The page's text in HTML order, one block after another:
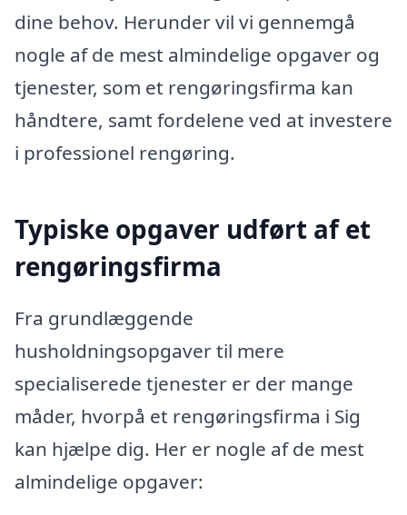
dine behov. Herunder vil vi gennemgå
nogle af de mest almindelige opgaver og
tjenester, som et rengøringsfirma kan
håndtere, samt fordelene ved at investere
i professionel rengøring.
Typiske opgaver udført af et
rengøringsfirma
Fra grundlæggende
husholdningsopgaver til mere
specialiserede tjenester er der mange
måder, hvorpå et rengøringsfirma i Sig
kan hjælpe dig. Her er nogle af de mest
almindelige opgaver: